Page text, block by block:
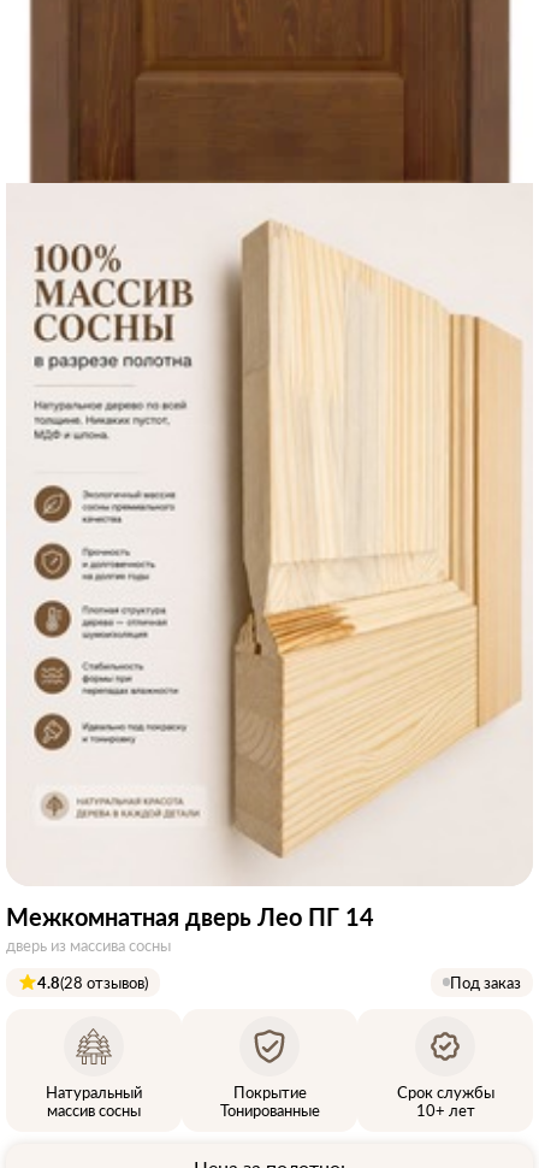
Межкомнатная дверь Лео ПГ 14
дверь из массива сосны
4.8(28 отзывов) Под заказ
Натуральный
массив сосны
Покрытие
Тонированные
Срок службы
10+ лет